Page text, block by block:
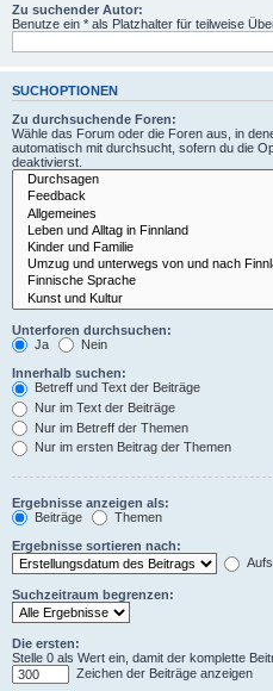
Zu suchender Autor:
Benutze ein * als Platzhalter für teilweise
SUCHOPTIONEN
Zu durchsuchende Foren:
Wähle das Forum oder die Foren aus, in
automatisch mit durchsucht, sofern du die
deaktivierst.
Unterforen durchsuchen:
Ja
Nein
Innerhalb suchen:
Betreff und Text der Beiträge
Nur im Text der Beiträge
Nur im Betreff der Themen
Nur im ersten Beitrag der Themen
Ergebnisse anzeigen als:
Beiträge
Themen
Ergebnisse sortieren nach:
Suchzeitraum begrenzen:
Die ersten:
Stelle 0 als Wert ein, damit der komplette
Zeichen der Beiträge anzeigen